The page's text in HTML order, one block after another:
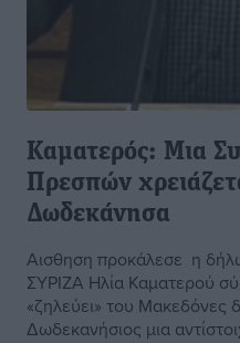
Καματερός: Μια
Πρεσπών
Δωδεκάνησα
Αισθηση προκάλεσε η
ΣΥΡΙΖΑ Ηλία Καματερού
«ζηλεύει» του Μακεδόνες
Δωδεκανήσιος μια